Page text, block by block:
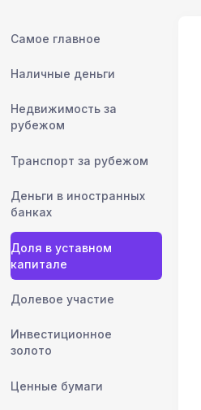
Самое главное
Наличные деньги
Недвижимость за
рубежом
Транспорт за рубежом
Деньги в иностранных
банках
Доля в уставном
капитале
Долевое участие
Инвестиционное
золото
Ценные бумаги